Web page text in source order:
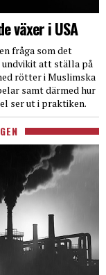
växer i USA
fråga som det
undvikit att ställa på
rötter i Muslimska
samt därmed hur
ser ut i praktiken.